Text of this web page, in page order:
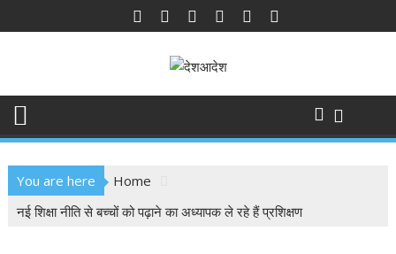
to
You are here
Home
नई शिक्षा नीति से बच्चों को पढ़ाने का अध्यापक ले रहे हैं प्रशिक्षण